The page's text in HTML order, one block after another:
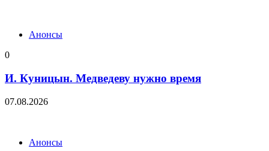
Анонсы
0
И. Куницын. Медведеву нужно время
07.08.2026
Анонсы